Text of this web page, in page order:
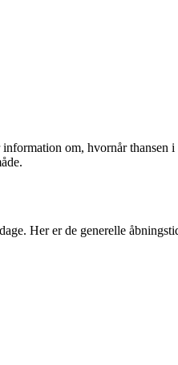
om, hvornår
Her er de generelle